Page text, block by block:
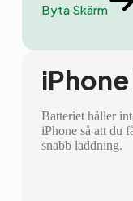
Byta Skärm
Batteriet håller
iPhone så att du
snabb laddning.